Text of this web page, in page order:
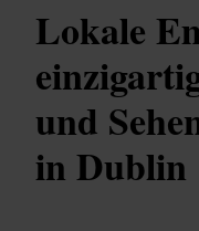
Lokale
und
in Dublin